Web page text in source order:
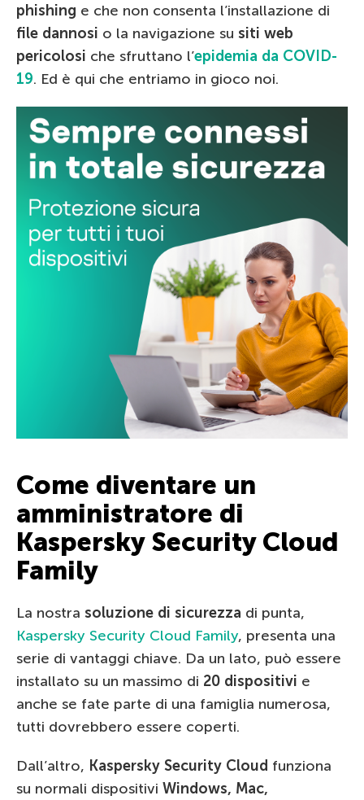
phishing e che non consenta l’installazione di
file dannosi o la navigazione su siti web
pericolosi che sfruttano l’epidemia da COVID-
19. Ed è qui che entriamo in gioco noi.
Come diventare un
amministratore di
Kaspersky Security Cloud
Family
La nostra soluzione di sicurezza di punta,
Kaspersky Security Cloud Family, presenta una
serie di vantaggi chiave. Da un lato, può essere
installato su un massimo di 20 dispositivi e
anche se fate parte di una famiglia numerosa,
tutti dovrebbero essere coperti.
Dall’altro, Kaspersky Security Cloud funziona
su normali dispositivi Windows, Mac,